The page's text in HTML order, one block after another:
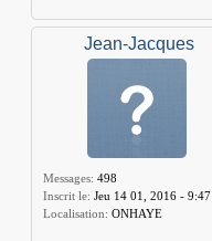
Jean-Jacques
Messages: 498
Inscrit le: Jeu 14 01, 2016 -
Localisation: ONHAYE